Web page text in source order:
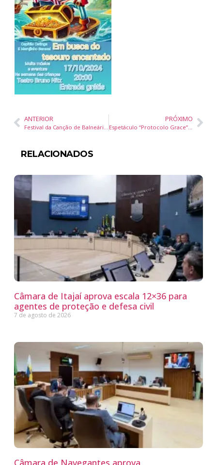
ANTERIOR PRÓXIMO
Espetáculo “Protocolo Grace” estreia nesta sexta no Teatro Municipal Bruno Nitz
RELACIONADOS
Câmara de Itajaí aprova escala 12×36 para
agentes de proteção e defesa civil
7 de agosto de 2026